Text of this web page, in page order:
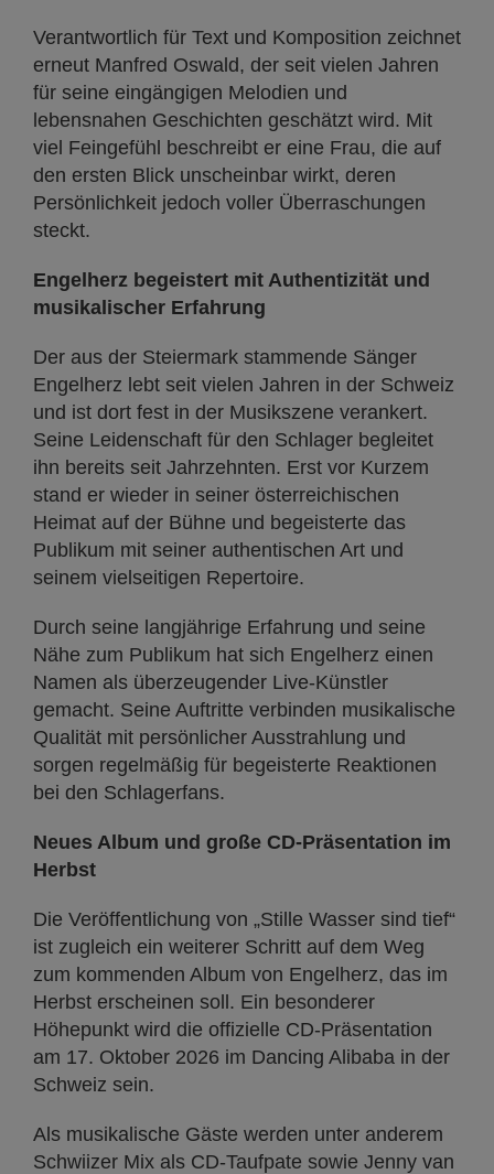
Verantwortlich für Text und Komposition zeichnet
erneut Manfred Oswald, der seit vielen Jahren
für seine eingängigen Melodien und
lebensnahen Geschichten geschätzt wird. Mit
viel Feingefühl beschreibt er eine Frau, die auf
den ersten Blick unscheinbar wirkt, deren
Persönlichkeit jedoch voller Überraschungen
steckt.
Engelherz begeistert mit Authentizität und
musikalischer Erfahrung
Der aus der Steiermark stammende Sänger
Engelherz lebt seit vielen Jahren in der Schweiz
und ist dort fest in der Musikszene verankert.
Seine Leidenschaft für den Schlager begleitet
ihn bereits seit Jahrzehnten. Erst vor Kurzem
stand er wieder in seiner österreichischen
Heimat auf der Bühne und begeisterte das
Publikum mit seiner authentischen Art und
seinem vielseitigen Repertoire.
Durch seine langjährige Erfahrung und seine
Nähe zum Publikum hat sich Engelherz einen
Namen als überzeugender Live-Künstler
gemacht. Seine Auftritte verbinden musikalische
Qualität mit persönlicher Ausstrahlung und
sorgen regelmäßig für begeisterte Reaktionen
bei den Schlagerfans.
Neues Album und große CD-Präsentation im
Herbst
Die Veröffentlichung von „Stille Wasser sind tief“
ist zugleich ein weiterer Schritt auf dem Weg
zum kommenden Album von Engelherz, das im
Herbst erscheinen soll. Ein besonderer
Höhepunkt wird die offizielle CD-Präsentation
am 17. Oktober 2026 im Dancing Alibaba in der
Schweiz sein.
Als musikalische Gäste werden unter anderem
Schwiizer Mix als CD-Taufpate sowie Jenny van